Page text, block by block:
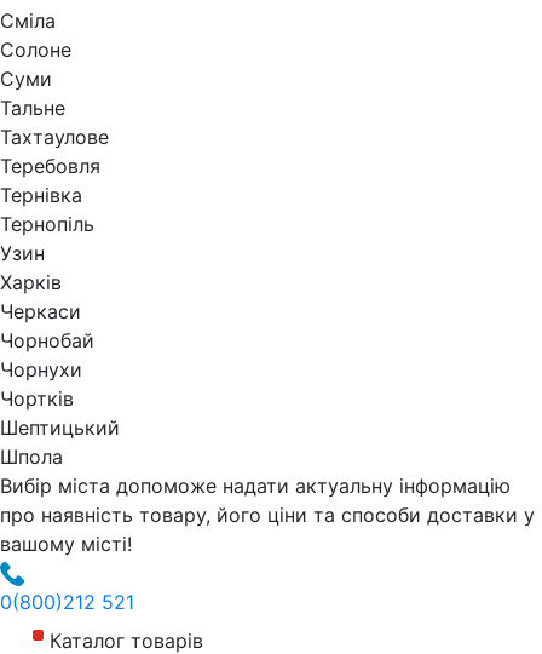
Сміла
Солоне
Суми
Тальне
Тахтаулове
Теребовля
Тернівка
Тернопіль
Узин
Харків
Черкаси
Чорнобай
Чорнухи
Чортків
Шептицький
Шпола
Вибір міста допоможе надати актуальну інформацію
про наявність товару, його ціни та способи доставки у
вашому місті!
0(800)212 521
Каталог товарів